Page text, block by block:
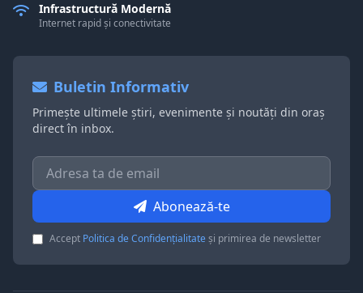
Infrastructură Modernă
Internet rapid și conectivitate
Buletin Informativ
Primește ultimele știri, evenimente și noutăți din oraș
direct în inbox.
Abonează-te
Accept Politica de Confidențialitateși primirea de newsletter